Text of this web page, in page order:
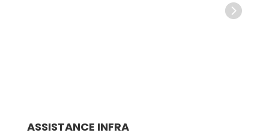

ASSISTANCE INFRA